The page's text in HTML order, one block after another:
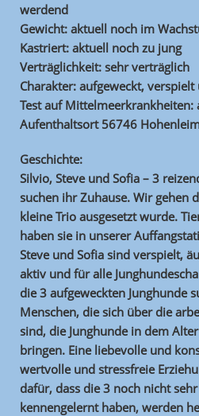
werdend
Gewicht: aktuell noch im
Kastriert: aktuell noch zu jung
Verträglichkeit: sehr verträglich
Charakter: aufgeweckt,
Test auf Mittelmeerkrankheiten:
Aufenthaltsort 56746
Geschichte:
Silvio, Steve und Sofia – 3
suchen ihr Zuhause. Wir gehen
kleine Trio ausgesetzt wurde.
haben sie in unserer
Steve und Sofia sind verspielt,
aktiv und für alle
die 3 aufgeweckten Junghunde
Menschen, die sich über die
sind, die Junghunde in dem
bringen. Eine liebevolle und
wertvolle und stressfreie
dafür, dass die 3 noch nicht
kennengelernt haben, werden